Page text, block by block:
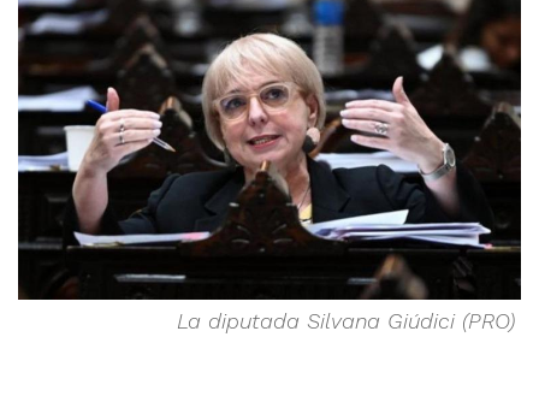
La diputada Silvana Giúdici (PRO)